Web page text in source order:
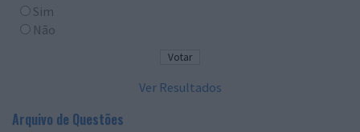
Sim
Não
Ver Resultados
Arquivo de Questões